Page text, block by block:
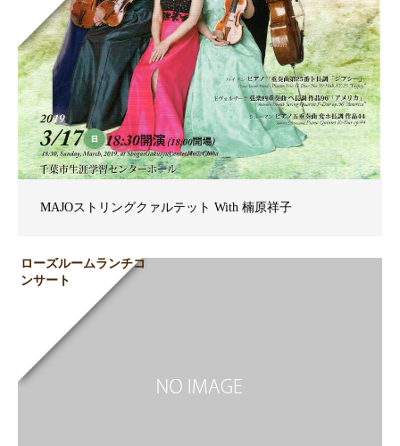
MAJOストリングクァルテット With 楠原祥子
ローズルームランチコ
ンサート